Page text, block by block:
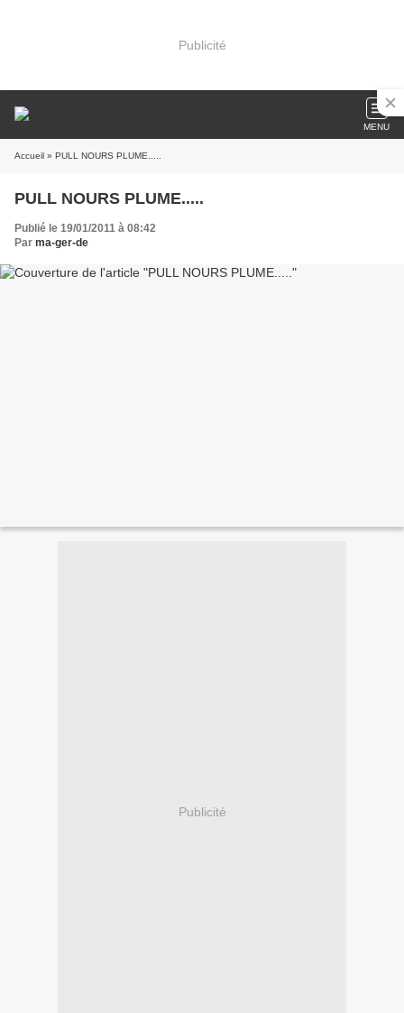
Publicité
MENU
Accueil » PULL NOURS PLUME.....
PULL NOURS PLUME.....
Publié le 19/01/2011 à 08:42
Par ma-ger-de
Publicité